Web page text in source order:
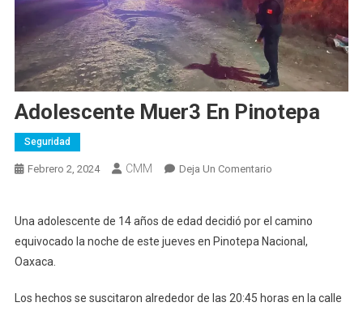
Adolescente Muer3 En Pinotepa
Seguridad
Febrero 2, 2024 CMM Deja Un ComentarioEn
En
Pinotepa
Una adolescente de 14 años de edad decidió por el camino
equivocado la noche de este jueves en Pinotepa Nacional,
Oaxaca.
Los hechos se suscitaron alrededor de las 20:45 horas en la calle